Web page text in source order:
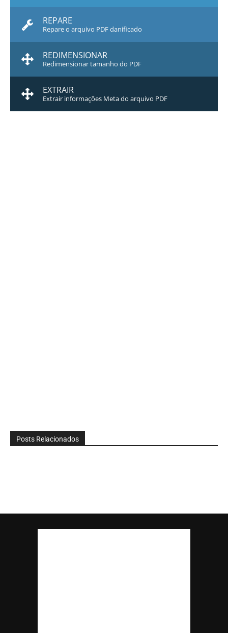
REPARE
Repare o arquivo PDF danificado
REDIMENSIONAR
Redimensionar tamanho do PDF
EXTRAIR
Extrair informações Meta do arquivo PDF
Posts Relacionados